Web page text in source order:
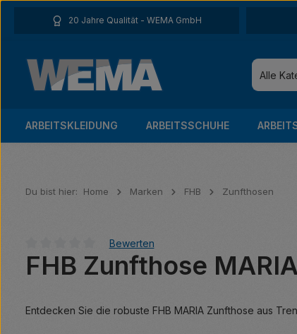
Hauptinhalt springen
Zur Suche springen
Zur Hauptnavigation springen
20 Jahre Qualität - WEMA GmbH
Alle
ARBEITSKLEIDUNG ARBEITSSCHUHE
Du bist hier: Home Marken FHB Zunfthosen
Durchschnittliche Bewertung von 0 von 5 Sternen
Bewerten
FHB Zunfthose
Entdecken Sie die robuste FHB MARIA Zunfthose aus